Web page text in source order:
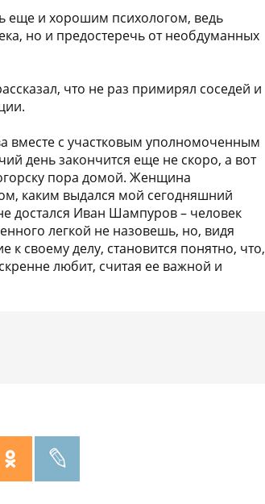
еще и хорошим психологом, ведь
но и предостеречь от необдуманных
что не раз примирял соседей и
вместе с участковым уполномоченным
день закончится еще не скоро, а вот
пора домой. Женщина
каким выдался мой сегодняшний
достался Иван Шампуров – человек
легкой не назовешь, но, видя
своему делу, становится понятно, что,
любит, считая ее важной и